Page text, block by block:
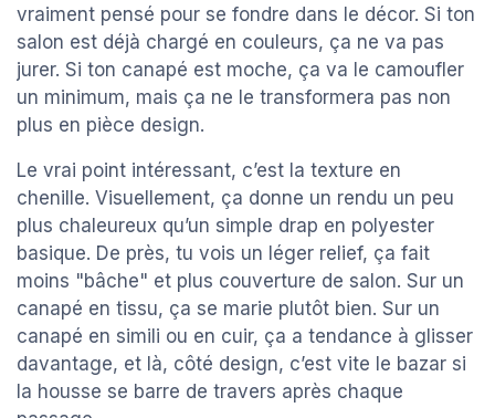
vraiment pensé pour se fondre dans le décor. Si ton
salon est déjà chargé en couleurs, ça ne va pas
jurer. Si ton canapé est moche, ça va le camoufler
un minimum, mais ça ne le transformera pas non
plus en pièce design.
Le vrai point intéressant, c’est la texture en
chenille. Visuellement, ça donne un rendu un peu
plus chaleureux qu’un simple drap en polyester
basique. De près, tu vois un léger relief, ça fait
moins "bâche" et plus couverture de salon. Sur un
canapé en tissu, ça se marie plutôt bien. Sur un
canapé en simili ou en cuir, ça a tendance à glisser
davantage, et là, côté design, c’est vite le bazar si
la housse se barre de travers après chaque